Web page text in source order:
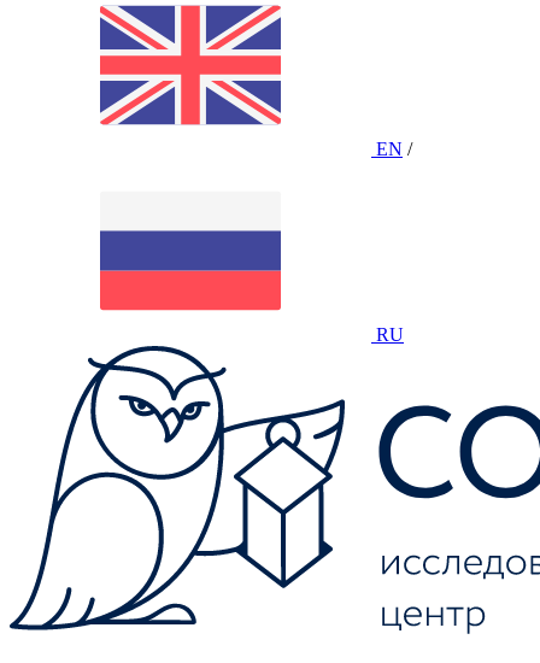
EN /
RU